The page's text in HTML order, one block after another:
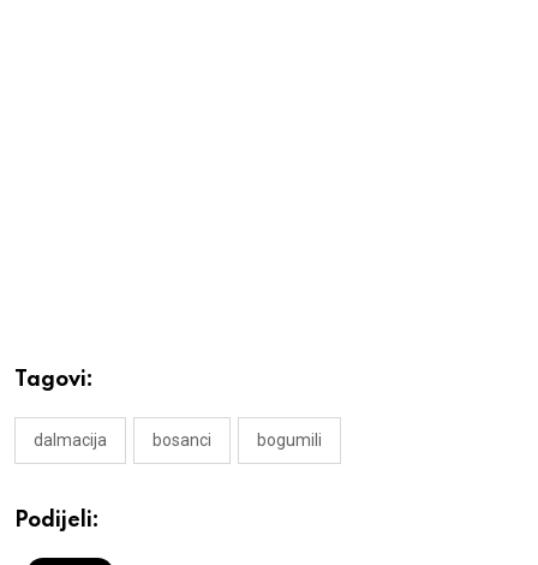
Tagovi:
dalmacija bosanci bogumili
Podijeli: